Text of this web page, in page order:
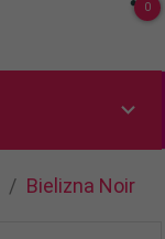
0
Bielizna Noir